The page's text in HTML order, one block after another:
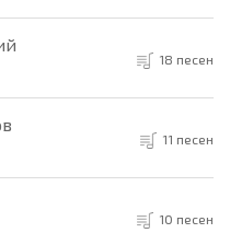
18 песен
11 песен
10 песен